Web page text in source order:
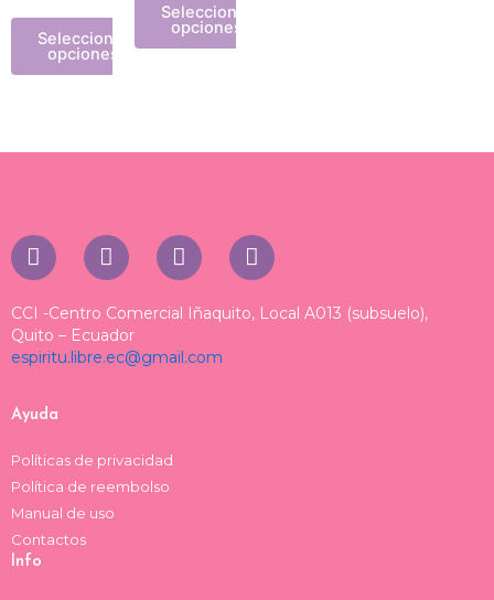
Seleccionar
opciones
Seleccionar
opciones
I
n
t
a
g
a
T
i
t
o
k
T
h
e
d
F
a
e
CCI -Centro Comercial Iñaquito, Local A013 (subsuelo),
Quito – Ecuador
espiritu.libre.ec@gmail.com
Ayuda
Políticas de privacidad
Política de reembolso
Manual de uso
Contactos
Info